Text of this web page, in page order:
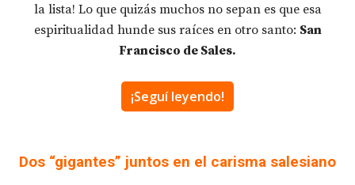
la lista! Lo que quizás muchos no sepan es que esa
espiritualidad hunde sus raíces en otro santo: San
Francisco de Sales.
¡Seguí leyendo!
Dos “gigantes” juntos en el carisma salesiano